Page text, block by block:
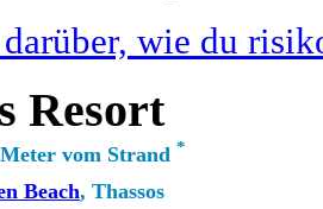
wie du
Resort
Meter vom Strand *
Beach, Thassos